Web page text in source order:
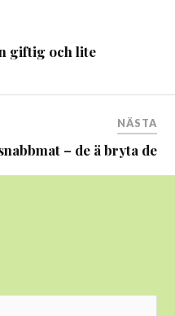
giftig och lite
NÄSTA
– de ä bryta de